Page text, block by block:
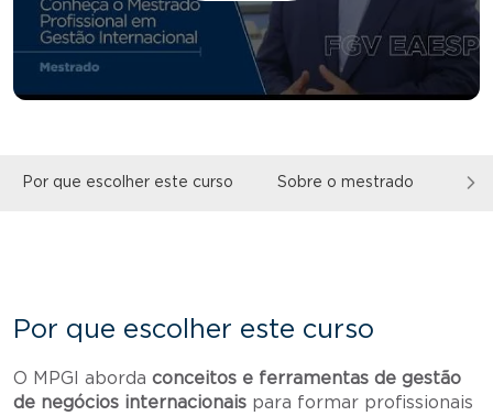
Por que escolher este curso Sobre o mestrado
Por que escolher este curso
O MPGI aborda conceitos e ferramentas de gestão
de negócios internacionais para formar profissionais